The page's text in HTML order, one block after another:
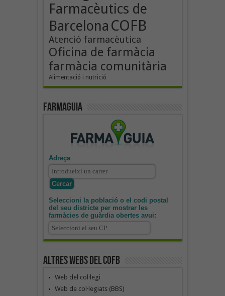
Farmacèutics de
Barcelona COFB
Atenció farmacèutica
Oficina de farmàcia
farmàcia comunitària
Alimentació i nutrició
Farmaguia
Adreça
Seleccioni la població o el codi postal
del seu districte per mostrar les
farmàcies de guàrdia obertes avui:
Altres webs del COFB
Web del col·legi
Web de col·legiats (BBS)